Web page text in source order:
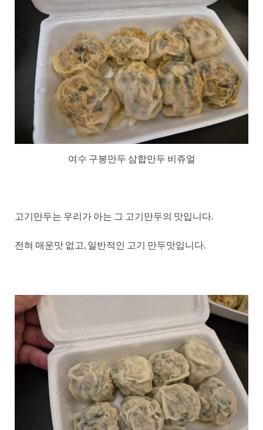
여수 구봉만두 삼합만두 비쥬얼
고기만두는 우리가 아는 그 고기만두의 맛입니다.
전혀 매운맛 없고, 일반적인 고기 만두맛입니다.